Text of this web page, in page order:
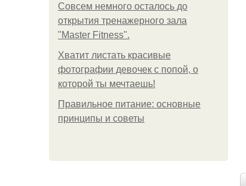
Совсем немного осталось до
открытия тренажерного зала
"Master Fitness".
Хватит листать красивые
фотографии девочек с попой, о
которой ты мечтаешь!
Правильное питание: основные
принципы и советы